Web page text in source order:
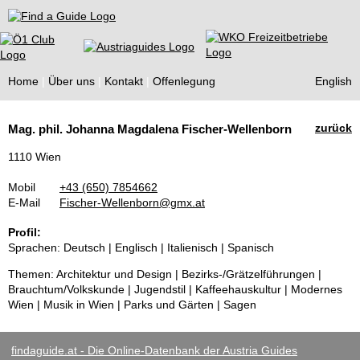
Find a Guide
Home Über uns Kontakt Offenlegung English
Guides
zurück
Mag. phil. Johanna Magdalena Fischer-Wellenborn
1110 Wien
Mobil
+43 (650) 7854662
E-Mail
Fischer-Wellenborn@gmx.at
Profil:
Sprachen: Deutsch | Englisch | Italienisch | Spanisch
Themen: Architektur und Design | Bezirks-/Grätzelführungen |
Brauchtum/Volkskunde | Jugendstil | Kaffeehauskultur | Modernes
Wien | Musik in Wien | Parks und Gärten | Sagen
findaguide.at - Die Online-Datenbank der Austria Guides